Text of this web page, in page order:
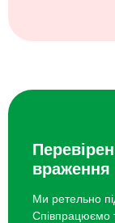
враження
Ми ретельно
Співпрацюємо